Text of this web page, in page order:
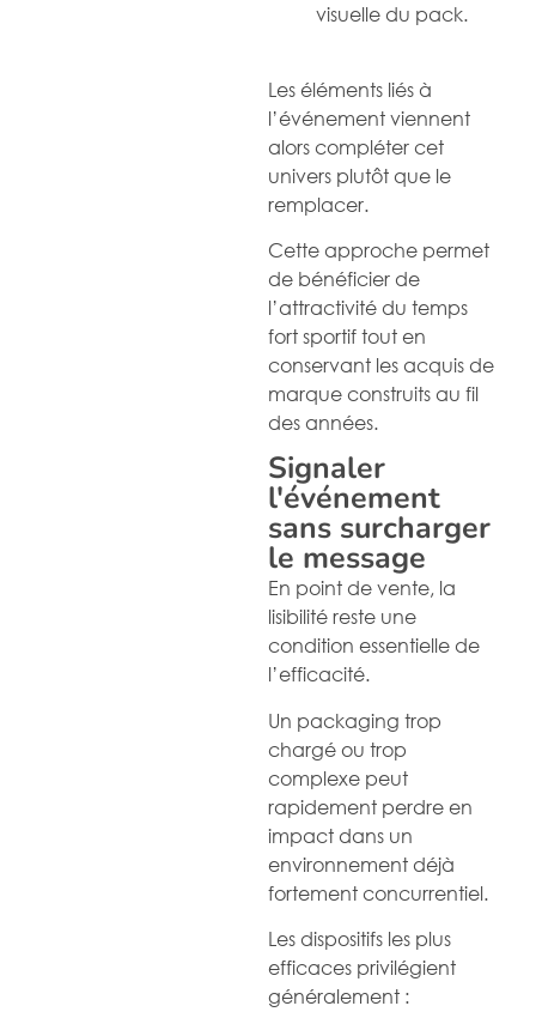
visuelle du pack.
Les éléments liés à
l’événement viennent
alors compléter cet
univers plutôt que le
remplacer.
Cette approche permet
de bénéficier de
l’attractivité du temps
fort sportif tout en
conservant les acquis de
marque construits au fil
des années.
Signaler
l'événement
sans surcharger
le message
En point de vente, la
lisibilité reste une
condition essentielle de
l’efficacité.
Un packaging trop
chargé ou trop
complexe peut
rapidement perdre en
impact dans un
environnement déjà
fortement concurrentiel.
Les dispositifs les plus
efficaces privilégient
généralement :